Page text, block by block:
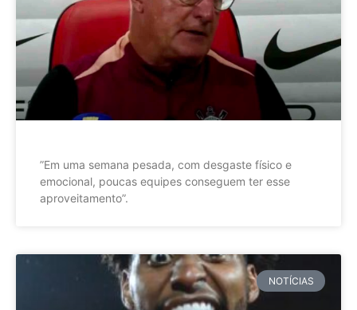
”Em uma semana pesada, com desgaste físico e
emocional, poucas equipes conseguem ter esse
aproveitamento”.
NOTÍCIAS